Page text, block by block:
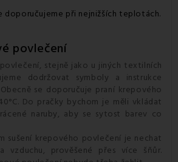
doporučujeme při nejnižších teplotách.
povlečení
stejně jako u jiných textilních
dodržovat symboly a instrukce
se doporučuje praní krepového
Do pračky bychom je měli vkládat
naruby, aby se sytost barev co
sušení krepového povlečení je nechat
vzduchu, prověšené přes více šňůr.